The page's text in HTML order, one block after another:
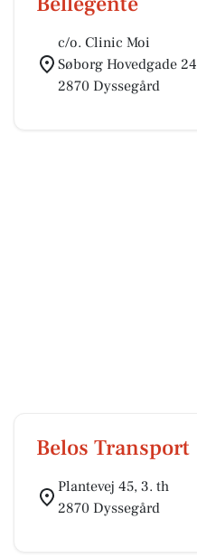
c/o. Clinic Moi
Søborg Hovedgade 24
2870 Dyssegård
Belos Transport
Plantevej 45, 3. th
2870 Dyssegård